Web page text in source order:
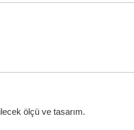
ölçü ve tasarım.